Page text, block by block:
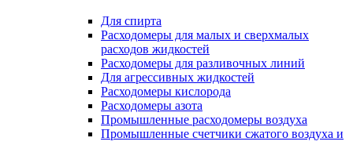
Для спирта
Расходомеры для малых и сверхмалых
расходов жидкостей
Расходомеры для разливочных линий
Для агрессивных жидкостей
Расходомеры кислорода
Расходомеры азота
Промышленные расходомеры воздуха
Промышленные счетчики сжатого воздуха и